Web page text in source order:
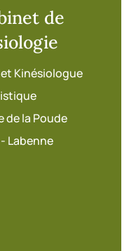
de
Kinésiologue
de la Poude
Labenne